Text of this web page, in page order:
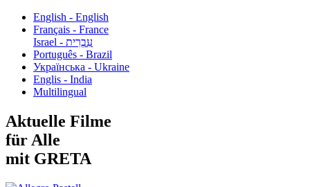
English - English
Français - France
עִבְרִית - Israel
Português - Brazil
Українська - Ukraine
Englis - India
Multilingual
Aktuelle Filme
für Alle
mit GRETA